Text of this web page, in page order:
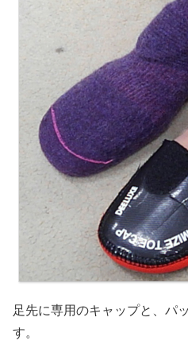
足先に専用のキャップと、パ
す。